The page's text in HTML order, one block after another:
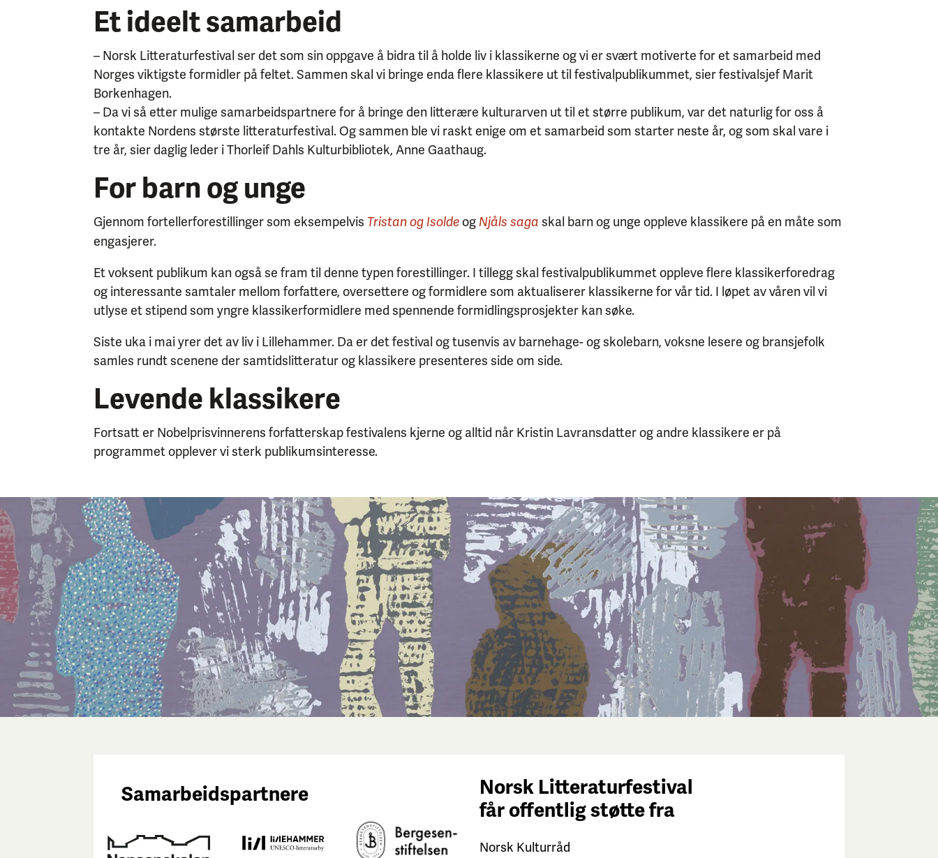
Et ideelt samarbeid
– Norsk Litteraturfestival ser det som sin oppgave å bidra til å holde liv i klassikerne og vi er svært motiverte for et samarbeid med
Norges viktigste formidler på feltet. Sammen skal vi bringe enda flere klassikere ut til festivalpublikummet, sier festivalsjef Marit
Borkenhagen.
– Da vi så etter mulige samarbeidspartnere for å bringe den litterære kulturarven ut til et større publikum, var det naturlig for oss å
kontakte Nordens største litteraturfestival. Og sammen ble vi raskt enige om et samarbeid som starter neste år, og som skal vare i
tre år, sier daglig leder i Thorleif Dahls Kulturbibliotek, Anne Gaathaug.
For barn og unge
Gjennom fortellerforestillinger som eksempelvis Tristan og Isolde og Njåls saga skal barn og unge oppleve klassikere på en måte som
engasjerer.
Et voksent publikum kan også se fram til denne typen forestillinger. I tillegg skal festivalpublikummet oppleve flere klassikerforedrag
og interessante samtaler mellom forfattere, oversettere og formidlere som aktualiserer klassikerne for vår tid. I løpet av våren vil vi
utlyse et stipend som yngre klassikerformidlere med spennende formidlingsprosjekter kan søke.
Siste uka i mai yrer det av liv i Lillehammer. Da er det festival og tusenvis av barnehage- og skolebarn, voksne lesere og bransjefolk
samles rundt scenene der samtidslitteratur og klassikere presenteres side om side.
Levende klassikere
Fortsatt er Nobelprisvinnerens forfatterskap festivalens kjerne og alltid når Kristin Lavransdatter og andre klassikere er på
programmet opplever vi sterk publikumsinteresse.
Samarbeidspartnere
Norsk Litteraturfestival
får offentlig støtte fra
Norsk Kulturråd